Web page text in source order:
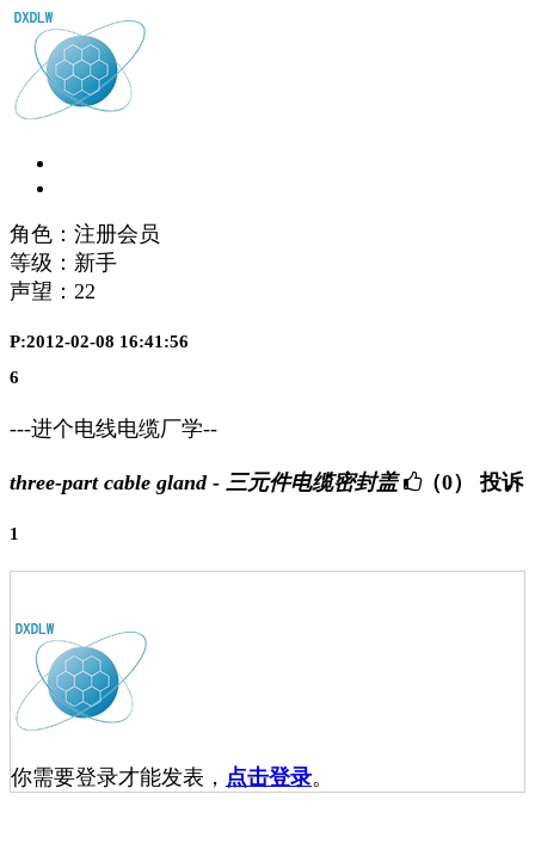
角色：注册会员
等级：新手
声望： 22
P:2012-02-08 16:41:56
6
---进个电线电缆厂学--
three-part cable gland - 三元件电缆密封盖 （0） 投诉
1
你需要登录才能发表， 点击登录。